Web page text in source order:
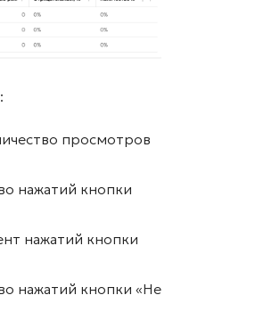
просмотров
нажатий кнопки
нажатий кнопки
нажатий кнопки «Не